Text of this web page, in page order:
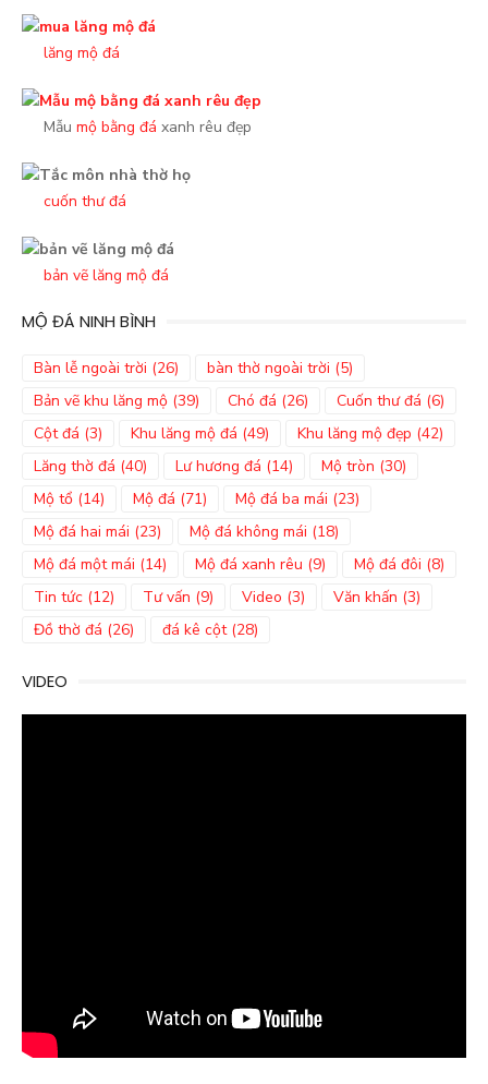
lăng mộ đá
Mẫu mộ bằng đá xanh rêu đẹp
cuốn thư đá
bản vẽ lăng mộ đá
MỘ ĐÁ NINH BÌNH
Bàn lễ ngoài trời (26) bàn thờ ngoài trời (5)
Bản vẽ khu lăng mộ (39) Chó đá (26) Cuốn thư đá (6)
Cột đá (3) Khu lăng mộ đá (49) Khu lăng mộ đẹp (42)
Lăng thờ đá (40) Lư hương đá (14) Mộ tròn (30)
Mộ tổ (14) Mộ đá (71) Mộ đá ba mái (23)
Mộ đá hai mái (23) Mộ đá không mái (18)
Mộ đá một mái (14) Mộ đá xanh rêu (9) Mộ đá đôi (8)
Tin tức (12) Tư vấn (9) Video (3) Văn khấn (3)
Đồ thờ đá (26) đá kê cột(28)
VIDEO